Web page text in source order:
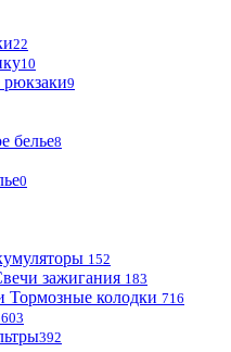
22
10
9
белье8
0
152
зажигания 183
Тормозные колодки 716
603
392